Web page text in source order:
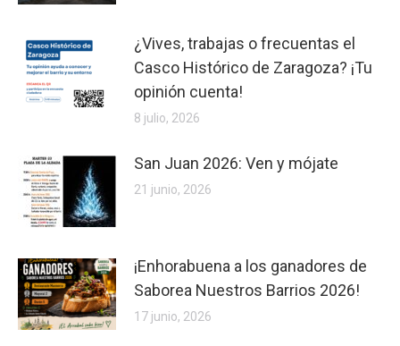
¿Vives, trabajas o frecuentas el
Casco Histórico de Zaragoza? ¡Tu
opinión cuenta!
8 julio, 2026
San Juan 2026: Ven y mójate
21 junio, 2026
¡Enhorabuena a los ganadores de
Saborea Nuestros Barrios 2026!
17 junio, 2026